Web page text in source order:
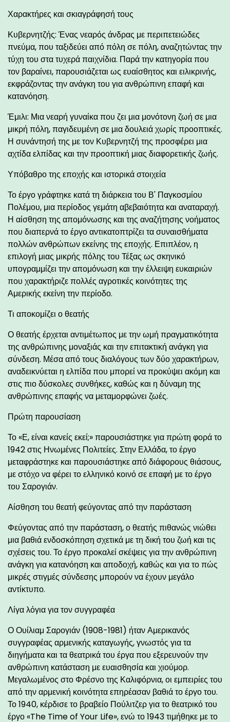
Χαρακτήρες και σκιαγράφησή τους
Κυβερνητζής: Ένας νεαρός άνδρας με περιπετειώδες
πνεύμα, που ταξιδεύει από πόλη σε πόλη, αναζητώντας την
τύχη του στα τυχερά παιχνίδια. Παρά την κατηγορία που
τον βαραίνει, παρουσιάζεται ως ευαίσθητος και ειλικρινής,
εκφράζοντας την ανάγκη του για ανθρώπινη επαφή και
κατανόηση.
Έμιλι: Μια νεαρή γυναίκα που ζει μια μονότονη ζωή σε μια
μικρή πόλη, παγιδευμένη σε μια δουλειά χωρίς προοπτικές.
Η συνάντησή της με τον Κυβερνητζή της προσφέρει μια
αχτίδα ελπίδας και την προοπτική μιας διαφορετικής ζωής.
Υπόβαθρο της εποχής και ιστορικά στοιχεία
Το έργο γράφτηκε κατά τη διάρκεια του Β' Παγκοσμίου
Πολέμου, μια περίοδος γεμάτη αβεβαιότητα και αναταραχή.
Η αίσθηση της απομόνωσης και της αναζήτησης νοήματος
που διαπερνά το έργο αντικατοπτρίζει τα συναισθήματα
πολλών ανθρώπων εκείνης της εποχής. Επιπλέον, η
επιλογή μιας μικρής πόλης του Τέξας ως σκηνικό
υπογραμμίζει την απομόνωση και την έλλειψη ευκαιριών
που χαρακτήριζε πολλές αγροτικές κοινότητες της
Αμερικής εκείνη την περίοδο.
Τι αποκομίζει ο θεατής
Ο θεατής έρχεται αντιμέτωπος με την ωμή πραγματικότητα
της ανθρώπινης μοναξιάς και την επιτακτική ανάγκη για
σύνδεση. Μέσα από τους διαλόγους των δύο χαρακτήρων,
αναδεικνύεται η ελπίδα που μπορεί να προκύψει ακόμη και
στις πιο δύσκολες συνθήκες, καθώς και η δύναμη της
ανθρώπινης επαφής να μεταμορφώνει ζωές.
Πρώτη παρουσίαση
Το «Ε, είναι κανείς εκεί;» παρουσιάστηκε για πρώτη φορά το
1942 στις Ηνωμένες Πολιτείες. Στην Ελλάδα, το έργο
μεταφράστηκε και παρουσιάστηκε από διάφορους θιάσους,
με στόχο να φέρει το ελληνικό κοινό σε επαφή με το έργο
του Σαρογιάν.
Αίσθηση του θεατή φεύγοντας από την παράσταση
Φεύγοντας από την παράσταση, ο θεατής πιθανώς νιώθει
μια βαθιά ενδοσκόπηση σχετικά με τη δική του ζωή και τις
σχέσεις του. Το έργο προκαλεί σκέψεις για την ανθρώπινη
ανάγκη για κατανόηση και αποδοχή, καθώς και για το πώς
μικρές στιγμές σύνδεσης μπορούν να έχουν μεγάλο
αντίκτυπο.
Λίγα λόγια για τον συγγραφέα
Ο Ουίλιαμ Σαρογιάν (1908-1981) ήταν Αμερικανός
συγγραφέας αρμενικής καταγωγής, γνωστός για τα
διηγήματα και τα θεατρικά του έργα που εξερευνούν την
ανθρώπινη κατάσταση με ευαισθησία και χιούμορ.
Μεγαλωμένος στο Φρέσνο της Καλιφόρνια, οι εμπειρίες του
από την αρμενική κοινότητα επηρέασαν βαθιά το έργο του.
Το 1940, κέρδισε το βραβείο Πούλιτζερ για το θεατρικό του
έργο «The Time of Your Life», ενώ το 1943 τιμήθηκε με το